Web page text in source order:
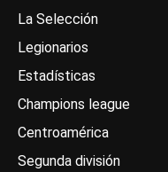
La Selección
Legionarios
Estadísticas
Champions league
Centroamérica
Segunda división